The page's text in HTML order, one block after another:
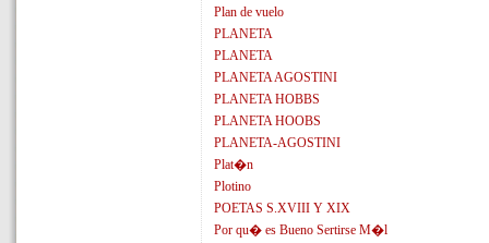
Plan de vuelo
PLANETA
PLANETA
PLANETA AGOSTINI
PLANETA HOBBS
PLANETA HOOBS
PLANETA-AGOSTINI
Plat�n
Plotino
POETAS S.XVIII Y XIX
Por qu� es Bueno Sertirse M�l